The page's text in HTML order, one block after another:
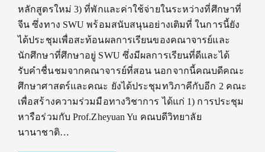
หลักสูตรใหม่ 3) ที่พักและค่าใช้จ่ายในระหว่างที่ศึกษาที่
จีน ซึ่งทาง SWU พร้อมสนับสนุนอย่างเติมที่ ในการนี้ยัง
ได้ประชุมเพื่อสะท้อนผลการเรียนของคณาจารย์และ
นักศึกษาที่ศึกษาอยู่ SWU ซึ่งมีผลการเรียนที่ดีและได้
รับคำชื่นชมจากคณาจารย์ที่สอน นอกจากนี้คณบดีคณะ
ศึกษาศาสตร์และคณะ ยังได้ประชุมทวิภาคีกับอีก 2 คณะ
เพื่อสร้างความร่วมมือทางวิชาการ ได้แก่ 1) การประชุม
หารือร่วมกับ Prof.Zheyuan Yu คณบดีวิทยาลัย
นานาชาติ…